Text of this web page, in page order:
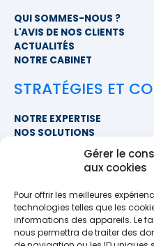
Gérer le
aux cookies
Pour offrir les meilleures
technologies telles que les
informations des appareils. Le
nous permettra de traiter des
QUI SOMMES-NOUS ?
L'AVIS DE NOS CLIENTS
ACTUALITÉS
NOTRE CABINET
STRATÉGIES ET
NOTRE EXPERTISE
NOS SOLUTIONS
NOUS CONTACTER
SIÈGE SOCIAL
PROXIMITÉ COURTAGE
678 BOULEVARD DES
72230 RUAUDIN